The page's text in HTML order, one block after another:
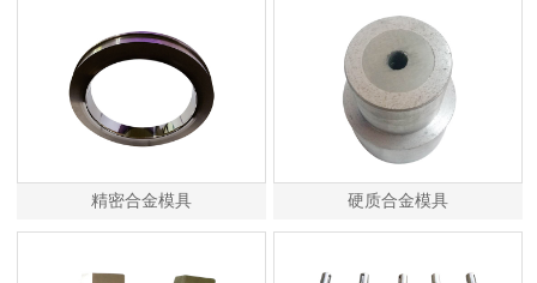
精密合金模具 硬质合金模具